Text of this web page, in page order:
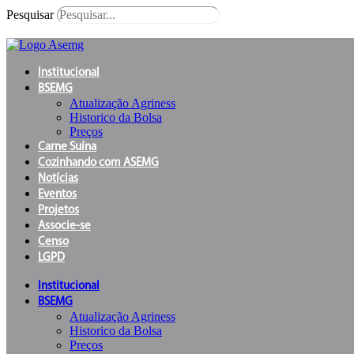
Ir
o
conteúdo
Pesquisar
Institucional
BSEMG
Atualização Agriness
Historico da Bolsa
Preços
Carne Suína
Cozinhando com ASEMG
Notícias
Eventos
Projetos
Associe-se
Censo
LGPD
Institucional
BSEMG
Atualização Agriness
Historico da Bolsa
Preços